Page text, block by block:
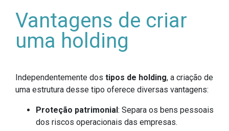
Vantagens de criar
uma holding
Independentemente dos tipos de holding, a criação de
uma estrutura desse tipo oferece diversas vantagens:
Proteção patrimonial : Separa os bens pessoais
dos riscos operacionais das empresas.